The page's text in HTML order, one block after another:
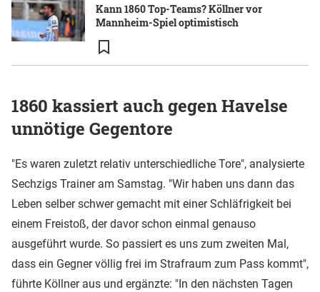
Kann 1860 Top-Teams? Köllner vor
Mannheim-Spiel optimistisch
1860 kassiert auch gegen Havelse
unnötige Gegentore
"Es waren zuletzt relativ unterschiedliche Tore", analysierte
Sechzigs Trainer am Samstag. "Wir haben uns dann das
Leben selber schwer gemacht mit einer Schläfrigkeit bei
einem Freistoß, der davor schon einmal genauso
ausgeführt wurde. So passiert es uns zum zweiten Mal,
dass ein Gegner völlig frei im Strafraum zum Pass kommt",
führte Köllner aus und ergänzte: "In den nächsten Tagen